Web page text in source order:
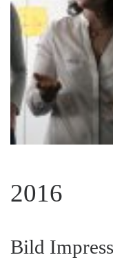
2016
Bild